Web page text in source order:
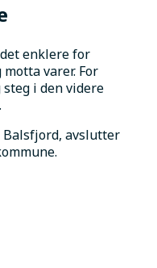
enklere for
varer. For
i den videre
Balsfjord, avslutter